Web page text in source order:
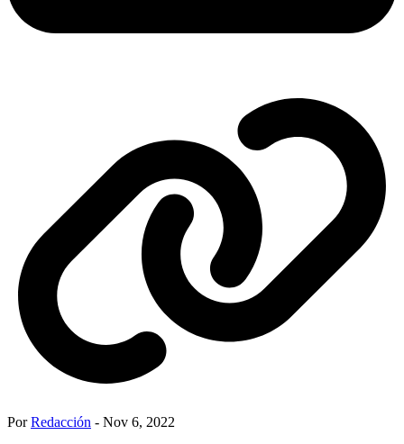
PorRedacción - Nov 6, 2022